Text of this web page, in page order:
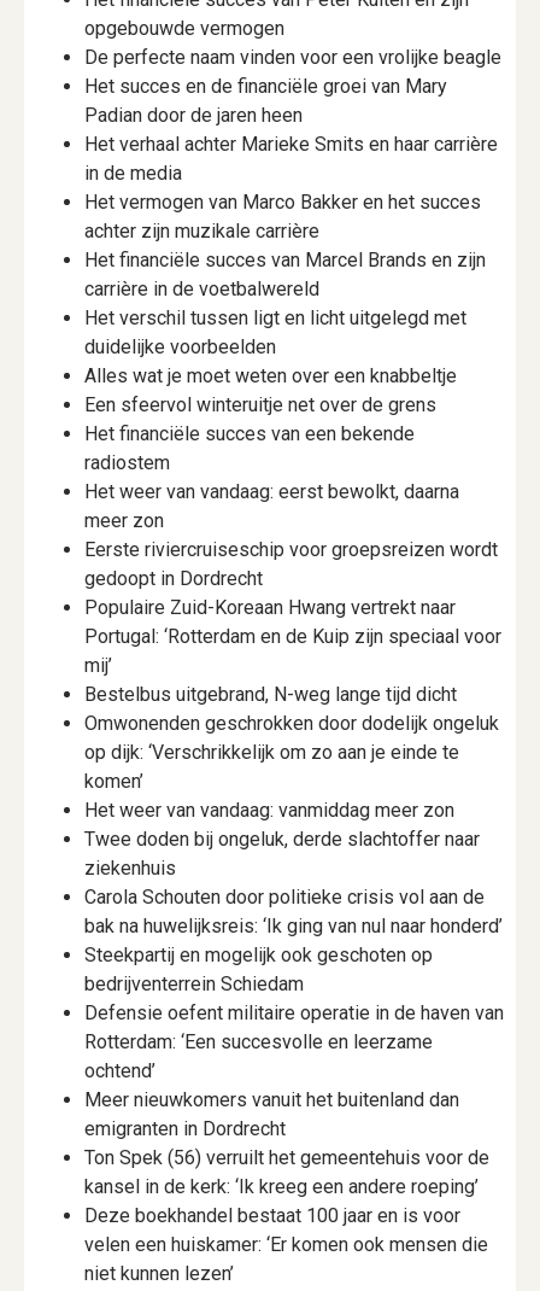
opgebouwde vermogen
De perfecte naam vinden voor een vrolijke beagle
Het succes en de financiële groei van Mary
Padian door de jaren heen
Het verhaal achter Marieke Smits en haar carrière
in de media
Het vermogen van Marco Bakker en het succes
achter zijn muzikale carrière
Het financiële succes van Marcel Brands en zijn
carrière in de voetbalwereld
Het verschil tussen ligt en licht uitgelegd met
duidelijke voorbeelden
Alles wat je moet weten over een knabbeltje
Een sfeervol winteruitje net over de grens
Het financiële succes van een bekende
radiostem
Het weer van vandaag: eerst bewolkt, daarna
meer zon
Eerste riviercruiseschip voor groepsreizen wordt
gedoopt in Dordrecht
Populaire Zuid-Koreaan Hwang vertrekt naar
Portugal: ‘Rotterdam en de Kuip zijn speciaal voor
mij’
Bestelbus uitgebrand, N-weg lange tijd dicht
Omwonenden geschrokken door dodelijk ongeluk
op dijk: ‘Verschrikkelijk om zo aan je einde te
komen’
Het weer van vandaag: vanmiddag meer zon
Twee doden bij ongeluk, derde slachtoffer naar
ziekenhuis
Carola Schouten door politieke crisis vol aan de
bak na huwelijksreis: ‘Ik ging van nul naar honderd’
Steekpartij en mogelijk ook geschoten op
bedrijventerrein Schiedam
Defensie oefent militaire operatie in de haven van
Rotterdam: ‘Een succesvolle en leerzame
ochtend’
Meer nieuwkomers vanuit het buitenland dan
emigranten in Dordrecht
Ton Spek (56) verruilt het gemeentehuis voor de
kansel in de kerk: ‘Ik kreeg een andere roeping’
Deze boekhandel bestaat 100 jaar en is voor
velen een huiskamer: ‘Er komen ook mensen die
niet kunnen lezen’